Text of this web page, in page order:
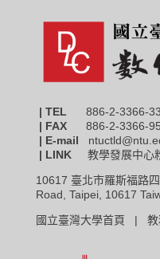
| TEL 886-2-3366-
| FAX
886-2-3366-
| E-mail
| LINK 教學發展中心
10617 臺北市羅斯福路
Road, Taipei, 10617
國立臺灣大學首頁 |